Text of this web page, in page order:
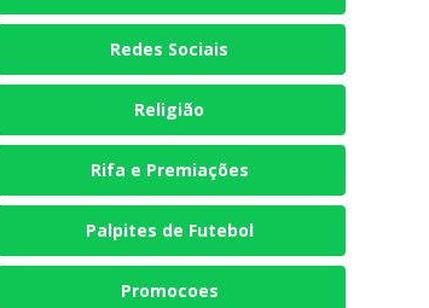
Redes Sociais
Religião
Rifa e Premiações
Palpites de Futebol
Promocoes